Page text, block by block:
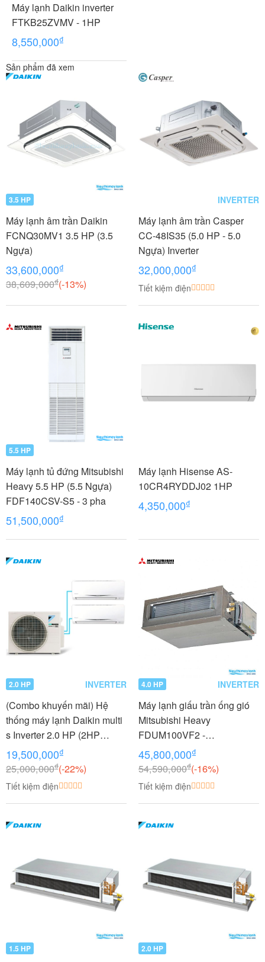
Máy lạnh Daikin inverter
FTKB25ZVMV - 1HP
8,550,000₫
Sản phẩm đã xem
3.5 HP
Máy lạnh âm trần Daikin
FCNQ30MV1 3.5 HP (3.5
Ngựa)
33,600,000₫
38,609,000₫(-13%)
INVERTER
Máy lạnh âm trần Casper
CC-48IS35 (5.0 HP - 5.0
Ngựa) Inverter
32,000,000₫
Tiết kiệm điện
5.5 HP
Máy lạnh tủ đứng Mitsubishi
Heavy 5.5 HP (5.5 Ngựa)
FDF140CSV-S5 - 3 pha
51,500,000₫
Máy lạnh Hisense AS-
10CR4RYDDJ02 1HP
4,350,000₫
2.0 HP INVERTER
(Combo khuyến mãi) Hệ
thống máy lạnh Daikin multi
s Inverter 2.0 HP (2HP
Ngựa) - 1 dàn nóng 2 dàn
lạnh (1.0 + 1.0 HP (1 Ngựa)
MKC50RVMV-
CTKC25RVMV+CTKC25RV
19,500,000₫
25,000,000₫(-22%)
Tiết kiệm điện
4.0 HP INVERTER
Máy lạnh giấu trần ống gió
Mitsubishi Heavy
FDUM100VF2 -
FDC100VNP 4.0 HP (4
Ngựa) Inverter
45,800,000₫
54,590,000₫(-16%)
Tiết kiệm điện
1.5 HP 2.0 HP